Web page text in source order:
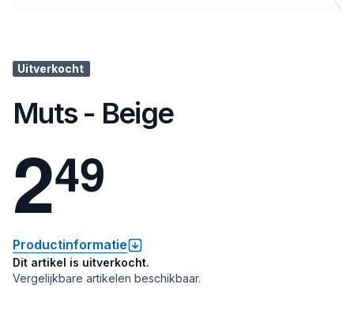
Uitverkocht
Muts - Beige
249
Productinformatie
Dit artikel is uitverkocht.
Vergelijkbare artikelen beschikbaar.